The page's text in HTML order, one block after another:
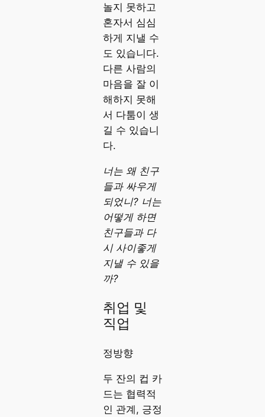
놀지 못하고
혼자서 심심
하게 지낼 수
도 있습니다.
다른 사람의
마음을 잘 이
해하지 못해
서 다툼이 생
길 수 있습니
다.
너는 왜 친구
들과 싸우게
되었니? 너는
어떻게 하면
친구들과 다
시 사이좋게
지낼 수 있을
까?
취업 및
직업
정방향
두 잔의 컵 카
드는 협력적
인 관계, 긍정